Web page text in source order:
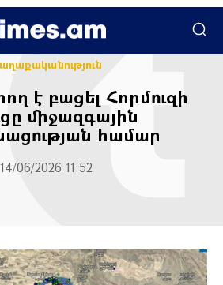
է բացել Հորմուզի
միջազգային
համար
14/06/2026 11:52